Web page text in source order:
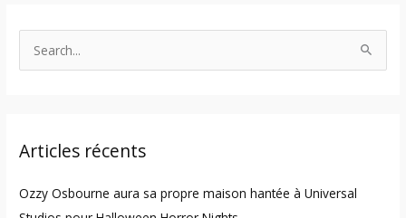
c
f
Articles récents
Ozzy Osbourne aura sa propre maison hantée à Universal